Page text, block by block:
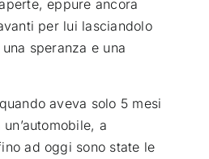
, eppure ancora
per lui lasciandolo
speranza e una
aveva solo 5 mesi
a
ad oggi sono state le